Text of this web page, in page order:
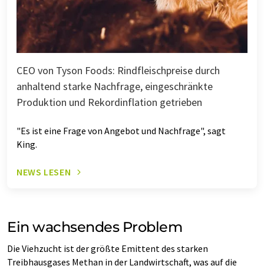
CEO von Tyson Foods: Rindfleischpreise durch
anhaltend starke Nachfrage, eingeschränkte
Produktion und Rekordinflation getrieben
"Es ist eine Frage von Angebot und Nachfrage", sagt
King.
NEWS LESEN
Ein wachsendes Problem
Die Viehzucht ist der größte Emittent des starken
Treibhausgases Methan in der Landwirtschaft, was auf die